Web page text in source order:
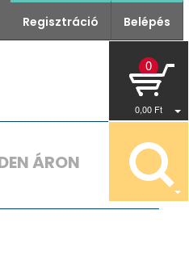
Regisztráció Belépés
0
0,00 Ft
ÁRON